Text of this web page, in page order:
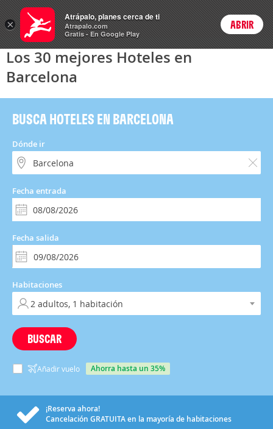
Hoteles Login
Los 30 mejores Hoteles en
Barcelona
BUSCA HOTELES EN BARCELONA
Dónde ir
Fecha entrada
Fecha salida
Habitaciones
BUSCAR
Añadir vuelo ahorra hasta un 35%
¡Reserva ahora!
Cancelación GRATUITAen la mayoría de habitaciones
×
Atrápalo, planes cerca de ti
Atrapalo.com
Gratis - En Google Play
ABRIR